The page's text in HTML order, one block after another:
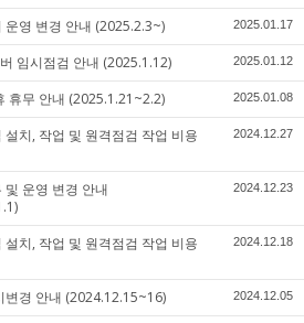
운영 변경 안내 (2025.2.3~) 2025.01.17
임시점검 안내 (2025.1.12) 2025.01.12
휴무 안내 (2025.1.21~2.2) 2025.01.08
치, 작업 및 원격점검 작업 비용
2024.12.27
운영 변경 안내
2024.12.23
치, 작업 및 원격점검 작업 비용
2024.12.18
변경 안내 (2024.12.15~16) 2024.12.05